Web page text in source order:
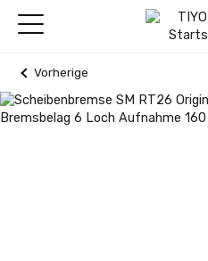
Vorherige